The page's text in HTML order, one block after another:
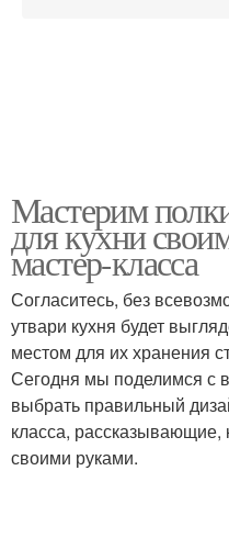
Мастерим
для кухни
мастер-класса
Согласитесь, без
утвари кухня будет
местом для их хранения
Сегодня мы поделимся с
выбрать правильный
класса, рассказывающие,
своими руками.